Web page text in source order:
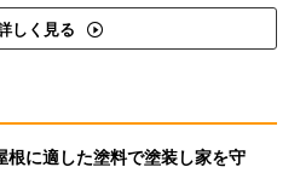
しく見る
根に適した塗料で塗装し家を守